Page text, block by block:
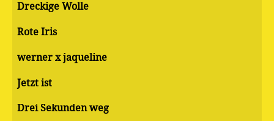
Dreckige Wolle
Rote Iris
werner x jaqueline
Jetzt ist
Drei Sekunden weg